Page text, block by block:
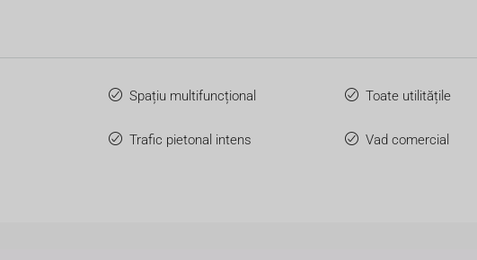
Spațiu multifuncțional Toate utilitățile
Trafic pietonal intens Vad comercial